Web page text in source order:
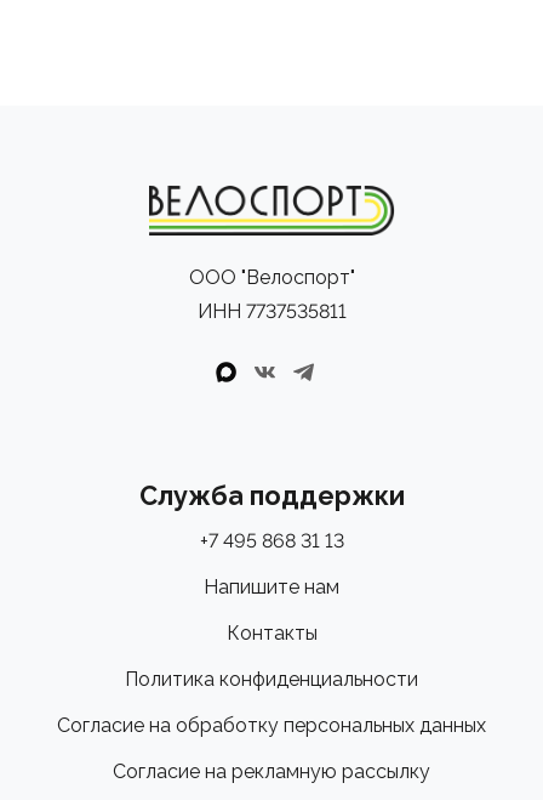
ООО "Велоспорт"
ИНН 7737535811
Служба поддержки
+7 495 868 31 13
Напишите нам
Контакты
Политика конфиденциальности
Согласие на обработку персональных данных
Согласие на рекламную рассылку